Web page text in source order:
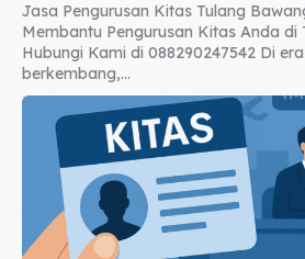
Jasa Pengurusan Kitas Tulang
Membantu Pengurusan Kitas Anda di
Hubungi Kami di 088290247542 Di
berkembang,...